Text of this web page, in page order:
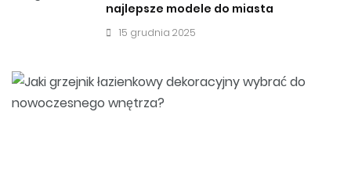
najlepsze modele do miasta
15 grudnia 2025